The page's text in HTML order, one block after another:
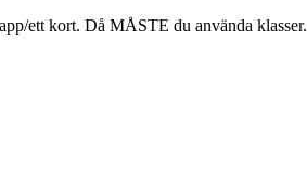
ett kort. Då MÅSTE du använda klasser.